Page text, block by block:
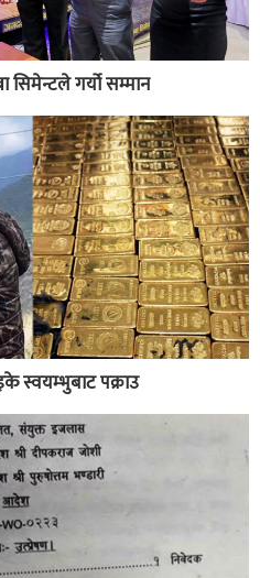
सिमेन्टले गर्यो सम्मान
स्वयम्भुबाट पक्राउ